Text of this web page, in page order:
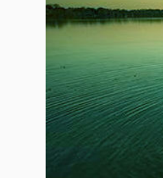
Gentlemen
382
Wellness 1817
ПОСЛЕДВАЙТЕ
НИ